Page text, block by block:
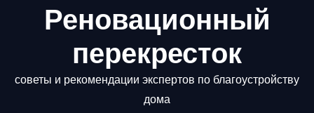
Реновационный
перекресток
советы и рекомендации экспертов по благоустройству
дома